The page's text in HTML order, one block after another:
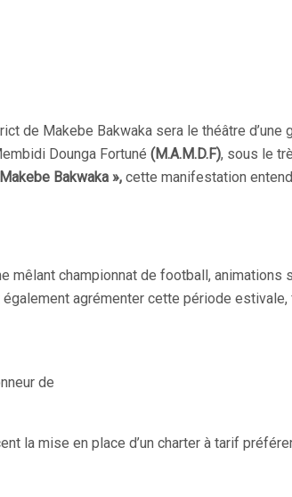
de Makebe Bakwaka sera le théâtre d’une
Dounga Fortuné (M.A.M.D.F), sous le
Bakwaka », cette manifestation
mêlant championnat de football,
agrémenter cette période
de
la mise en place d’un charter à tarif